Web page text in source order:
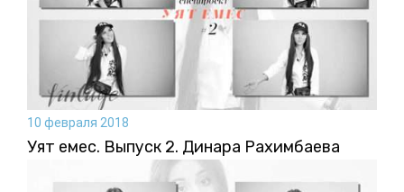
10 февраля 2018
Уят емес. Выпуск 2. Динара Рахимбаева